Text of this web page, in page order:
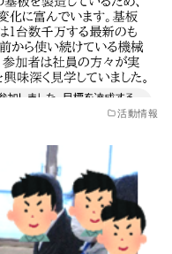
活動情報